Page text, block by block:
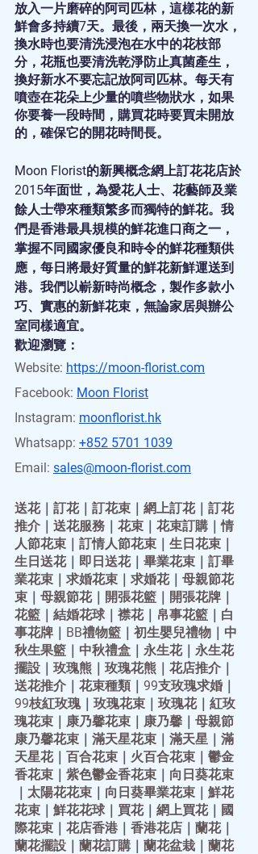
放入一片磨碎的阿司匹林，這樣花的新
鮮會多持續7天。最後，兩天換一次水，
換水時也要清洗浸泡在水中的花枝部
分，花瓶也要清洗乾淨防止真菌產生，
換好新水不要忘記放阿司匹林。每天有
噴壺在花朵上少量的噴些物狀水，如果
你要養一段時間，購買花時要買未開放
的，確保它的開花時間長。
Moon Florist的新興概念網上訂花花店於
2015年面世，為愛花人士、花藝師及業
餘人士帶來種類繁多而獨特的鮮花。我
們是香港最具規模的鮮花進口商之一，
掌握不同國家優良和時令的鮮花種類供
應，每日將最好質量的鮮花新鮮運送到
港。我們以嶄新時尚概念，製作多款小
巧、實惠的新鮮花束，無論家居與辦公
室同樣適宜。
歡迎瀏覽：
Website: https://moon-florist.com
Facebook: Moon Florist
Instagram: moonflorist.hk
Whatsapp: +852 5701 1039
Email: sales@moon-florist.com
送花｜ 訂花｜ 訂花束 ｜ 網上訂花｜ 訂花
推介 ｜ 送花服務 ｜ 花束 ｜ 花束訂購 ｜情
人節花束 ｜ 訂情人節花束 ｜ 生日花束 ｜
生日送花｜ 即日送花｜ 畢業花束 ｜ 訂畢
業花束 ｜ 求婚花束 ｜ 求婚花｜ 母親節花
束 ｜ 母親節花｜ 開張花籃 ｜ 開張花牌 ｜
花籃 ｜ 結婚花球 ｜ 襟花｜ 帛事花籃 ｜ 白
事花牌 ｜ BB禮物籃 ｜ 初生嬰兒禮物 ｜ 中
秋生果籃 ｜ 中秋禮盒 ｜ 永生花｜ 永生花
擺設 ｜ 玫瑰熊 ｜ 玫瑰花熊 ｜ 花店推介 ｜
送花推介 ｜ 花束種類 ｜ 99支玫瑰求婚 ｜
99枝紅玫瑰｜ 玫瑰花束 ｜ 玫瑰花｜ 紅玫
瑰花束 ｜ 康乃馨花束 ｜ 康乃馨 ｜ 母親節
康乃馨花束 ｜ 滿天星花束 ｜ 滿天星 ｜ 滿
天星花｜ 百合花束 ｜ 火百合花束 ｜ 鬱金
香花束 ｜ 紫色鬱金香花束 ｜ 向日葵花束
｜ 太陽花花束 ｜ 向日葵畢業花束 ｜ 鮮花
花束 ｜ 鮮花花球 ｜ 買花｜ 網上買花｜ 國
際花束 ｜ 花店香港 ｜ 香港花店 ｜ 蘭花｜
蘭花擺設 ｜ 蘭花訂購 ｜ 蘭花盆栽 ｜ 蘭花